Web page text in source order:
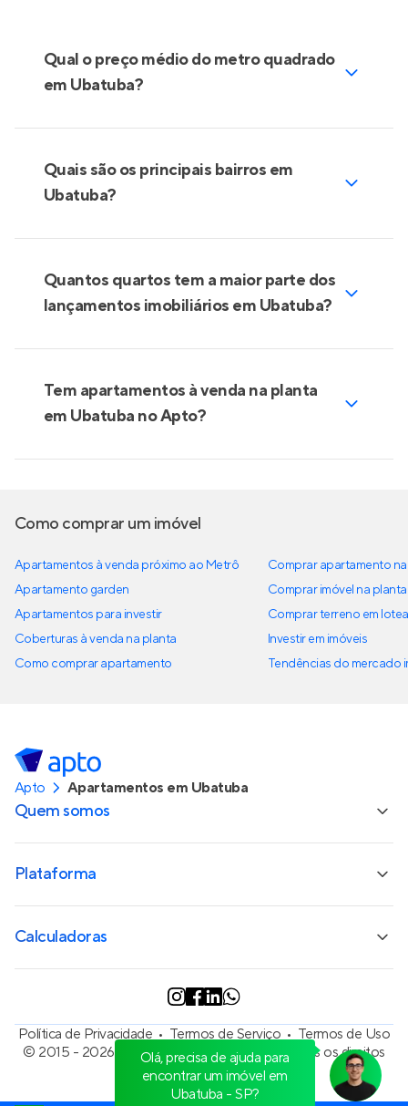
Qual o preço médio do metro quadrado
em Ubatuba?
Quais são os principais bairros em
Ubatuba?
Quantos quartos tem a maior parte dos
lançamentos imobiliários em Ubatuba?
Tem apartamentos à venda na planta
em Ubatuba no Apto?
Olá, precisa de ajuda para
encontrar um imóvel em
Ubatuba - SP?
Como comprar um imóvel
Apartamentos à venda próximo ao Metrô
Apartamento garden
Apartamentos para investir
Coberturas à venda na planta
Como comprar apartamento
Comprar apartamento
Comprar imóvel na planta
Comprar terreno em
Investir em imóveis
Tendências do mercado
Apto Apartamentos em Ubatuba
Quem somos
Plataforma
Calculadoras
Política de Privacidade Termos de Serviço
Termos de Uso
© 2015 - 2026
Apto Tecnologia Ltda.
Todos os direitos
reservados